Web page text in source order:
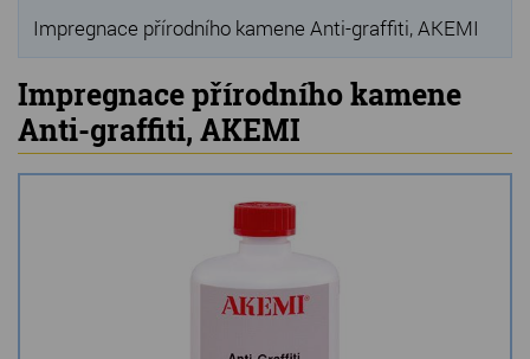
VÝPRODEJ
Produkty
Grilovací, pečící kameny
Lávové grilovací kameny
Chladící kostky a puky
Impregnace přírodního kamene Anti-graffiti, AKEMI
Impregnace přírodního kamene
Anti-graffiti, AKEMI